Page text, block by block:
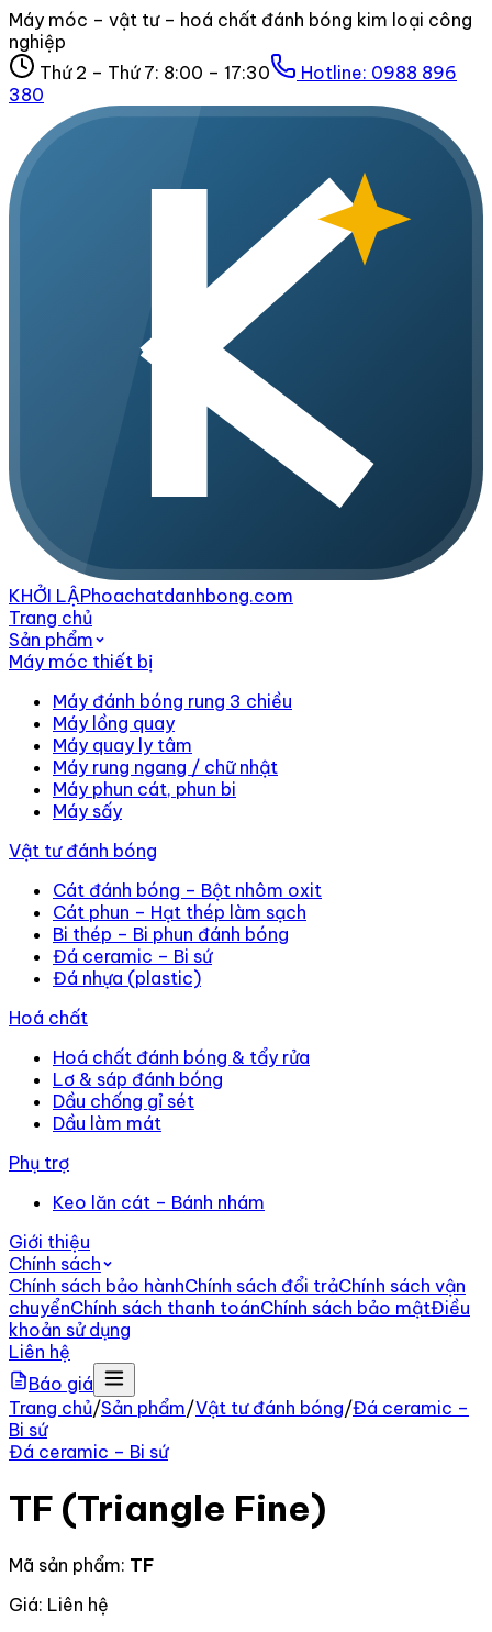
Máy móc – vật tư – hoá chất đánh bóng kim loại công
nghiệp
Thứ 2 – Thứ 7: 8:00 – 17:30
Hotline: 0988 896
380
KHỞI LẬPhoachatdanhbong.com
Trang chủ
Sản phẩm
Máy móc thiết bị
Máy đánh bóng rung 3 chiều
Máy lồng quay
Máy quay ly tâm
Máy rung ngang / chữ nhật
Máy phun cát, phun bi
Máy sấy
Vật tư đánh bóng
Cát đánh bóng – Bột nhôm oxit
Cát phun – Hạt thép làm sạch
Bi thép – Bi phun đánh bóng
Đá ceramic – Bi sứ
Đá nhựa (plastic)
Hoá chất
Hoá chất đánh bóng & tẩy rửa
Lơ & sáp đánh bóng
Dầu chống gỉ sét
Dầu làm mát
Phụ trợ
Keo lăn cát – Bánh nhám
Giới thiệu
Chính sách
Chính sách bảo hànhChính sách đổi trảChính sách vận
chuyểnChính sách thanh toánChính sách bảo mậtĐiều
khoản sử dụng
Liên hệ
Báo giá
Trang chủ/Sản phẩm/Vật tư đánh bóng/Đá ceramic –
Bi sứ
Đá ceramic – Bi sứ
TF (Triangle Fine)
Mã sản phẩm: TF
Giá: Liên hệ